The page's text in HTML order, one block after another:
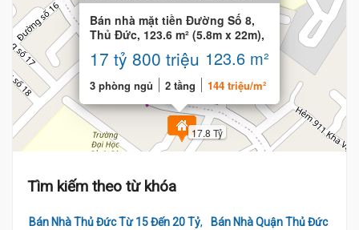
17.8 Tỷ
Bán nhà mặt tiền Đường Số 8,
Thủ Đức, 123.6 m² (5.8m x 22m),
2 tầng
17 tỷ 800 triệu 123.6 m²
3 phòng ngủ 2 tầng 144 triệu/m²
Tìm kiếm theo từ khóa
Bán Nhà Thủ Đức Từ 15 Đến 20 Tỷ,
Bán Nhà Quận Thủ Đức